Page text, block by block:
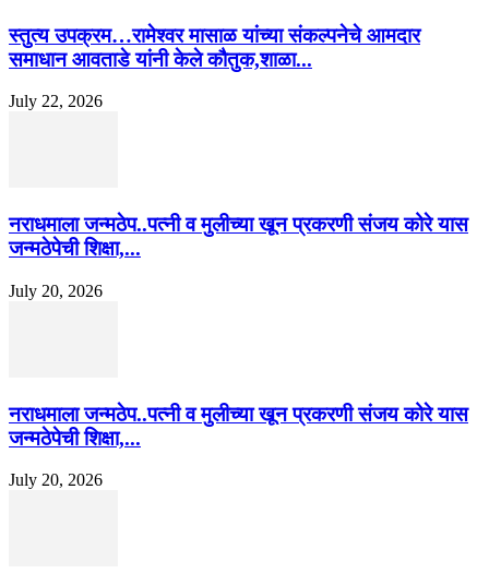
स्तुत्य उपक्रम…रामेश्वर मासाळ यांच्या संकल्पनेचे आमदार
समाधान आवताडे यांनी केले कौतुक,शाळा...
July 22, 2026
नराधमाला जन्मठेप..पत्नी व मुलीच्या खून प्रकरणी संजय कोरे यास
जन्मठेपेची शिक्षा,...
July 20, 2026
नराधमाला जन्मठेप..पत्नी व मुलीच्या खून प्रकरणी संजय कोरे यास
जन्मठेपेची शिक्षा,...
July 20, 2026